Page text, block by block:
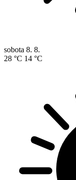
sobota 8. 8.
28 °C 14 °C